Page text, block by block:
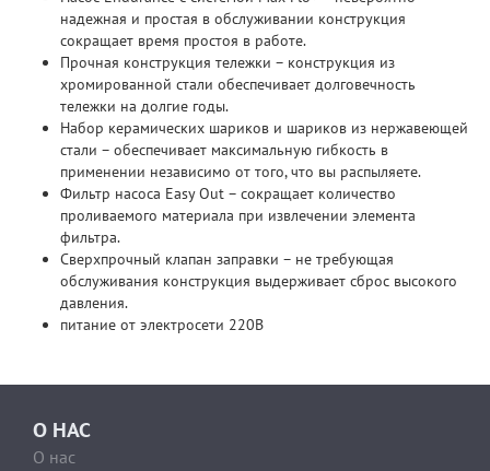
надежная и простая в обслуживании конструкция
сокращает время простоя в работе.
Прочная конструкция тележки – конструкция из
хромированной стали обеспечивает долговечность
тележки на долгие годы.
Набор керамических шариков и шариков из нержавеющей
стали – обеспечивает максимальную гибкость в
применении независимо от того, что вы распыляете.
Фильтр насоса Easy Out – сокращает количество
проливаемого материала при извлечении элемента
фильтра.
Сверхпрочный клапан заправки – не требующая
обслуживания конструкция выдерживает сброс высокого
давления.
питание от электросети 220В
О НАС
О нас